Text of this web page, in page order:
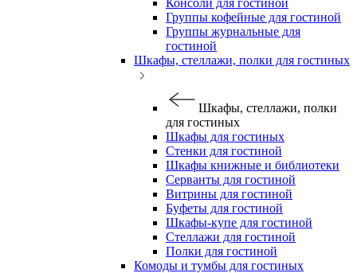
Консоли для гостиной
Группы кофейные для гостиной
Группы журнальные для
гостиной
Шкафы, стеллажи, полки для гостиных
Шкафы, стеллажи, полки
для гостиных
Шкафы для гостиных
Стенки для гостиной
Шкафы книжные и библиотеки
Серванты для гостиной
Витрины для гостиной
Буфеты для гостиной
Шкафы-купе для гостиной
Стеллажи для гостиной
Полки для гостиной
Комоды и тумбы для гостиных